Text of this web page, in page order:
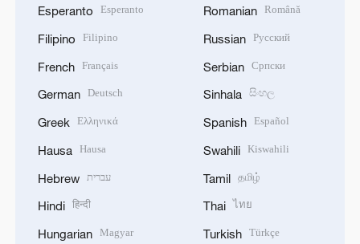
Esperanto Esperanto
Filipino Filipino
French Français
German Deutsch
Greek Ελληνικά
Hausa Hausa
Hebrew עברית
Hindi हिन्दी
Hungarian Magyar
Romanian Română
Russian Русский
Serbian Српски
Sinhala සිංහල
Spanish Español
Swahili Kiswahili
Tamil தமிழ்
Thai ไทย
Turkish Türkçe